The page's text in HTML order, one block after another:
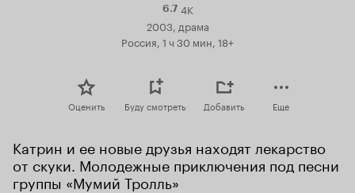
6.7Рейтинг
Кинопоиска
6.7
4K
2003, драма
Россия, 1 ч 30 мин, 18+
Оценить Буду смотреть Добавить Еще
Катрин и ее новые друзья находят лекарство
от скуки. Молодежные приключения под песни
группы «Мумий Тролль»